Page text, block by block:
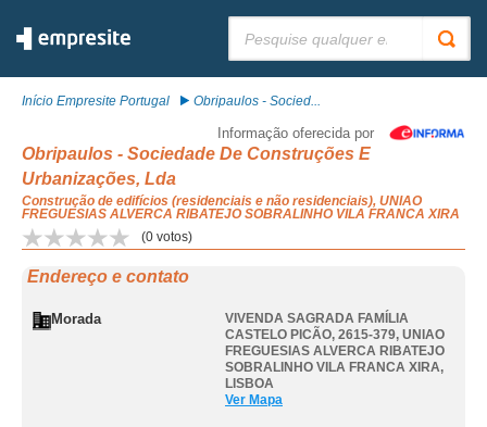
Início Empresite Portugal Obripaulos - Socied...
Informação oferecida por
Obripaulos - Sociedade De Construções E
Urbanizações, Lda
Construção de edifícios (residenciais e não residenciais), UNIAO
FREGUESIAS ALVERCA RIBATEJO SOBRALINHO VILA FRANCA XIRA
(0 votos)
Endereço e contato
Morada
VIVENDA SAGRADA FAMÍLIA
CASTELO PICÃO, 2615-379, UNIAO
FREGUESIAS ALVERCA RIBATEJO
SOBRALINHO VILA FRANCA XIRA,
LISBOA
Ver Mapa